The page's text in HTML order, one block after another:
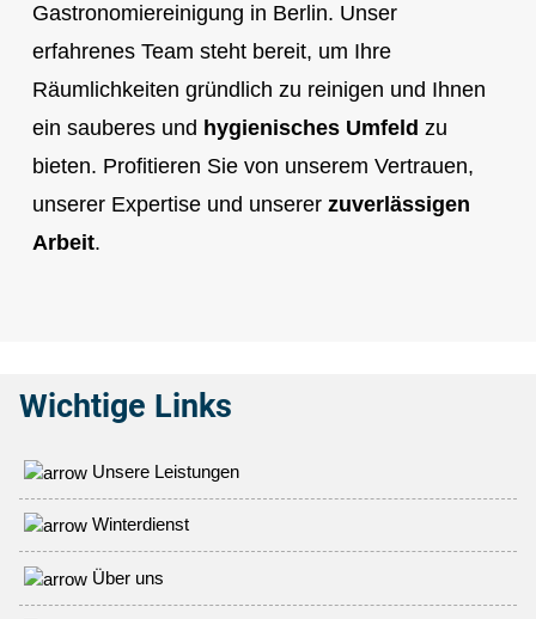
Gastronomiereinigung in Berlin. Unser
erfahrenes Team steht bereit, um Ihre
Räumlichkeiten gründlich zu reinigen und Ihnen
ein sauberes und hygienisches Umfeld zu
bieten. Profitieren Sie von unserem Vertrauen,
unserer Expertise und unserer zuverlässigen
Arbeit.
Wichtige Links
Unsere Leistungen
Winterdienst
Über uns